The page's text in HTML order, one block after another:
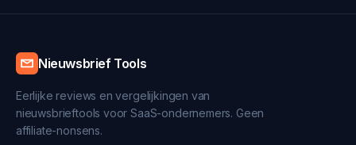
Nieuwsbrief Tools
Eerlijke reviews en vergelijkingen van
nieuwsbrieftools voor SaaS-ondernemers. Geen
affiliate-nonsens.